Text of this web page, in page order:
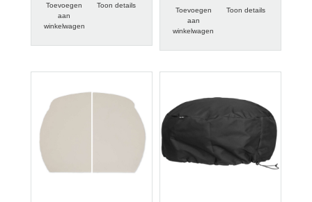
Toevoegen
aan
winkelwagen
Toon details
Toevoegen
aan
winkelwagen
Toon details